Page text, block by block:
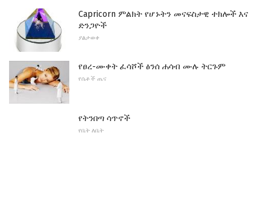
Capricorn ምልክት የሆኑትን መናፍስታዊ ተክሎች እና
ድንጋዮች
ያልታወቀ
የፀረ-ሙቀት ፈሳሾች ፅንሰ ሐሳብ ሙሉ ትርጉም
የሴቶች ጤና
የትንበጣ ሳጥኖች
የቤት ለቤት